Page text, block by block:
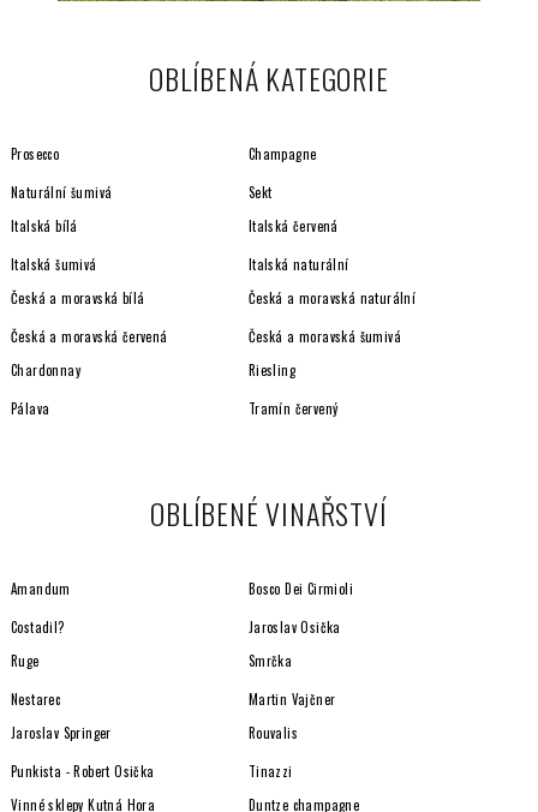
OBLÍBENÁ KATEGORIE
Prosecco Champagne
Naturální šumivá
Sekt
Italská bílá
Italská červená
Italská šumivá
Italská naturální
Česká a moravská bílá
Česká a moravská naturální
Česká a moravská červená
Česká a moravská šumivá
Chardonnay
Riesling
Pálava Tramín červený
OBLÍBENÉ VINAŘSTVÍ
Amandum Bosco Dei Cirmioli
Costadil?
Jaroslav Osička
Ruge
Smrčka
Nestarec
Martin Vajčner
Jaroslav Springer
Rouvalis
Punkista - Robert Osička
Tinazzi
Vinné sklepy Kutná Hora
Duntze champagne